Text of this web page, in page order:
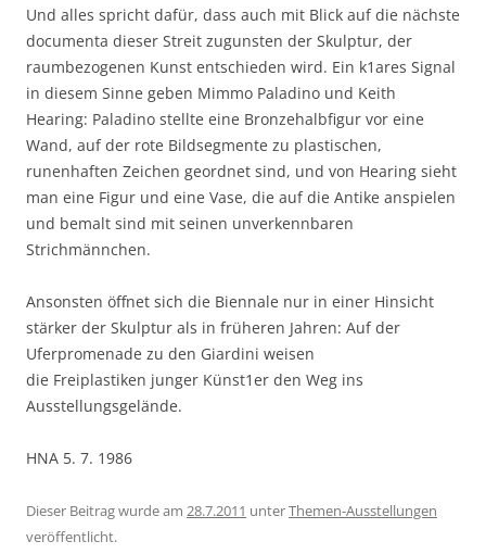
Und alles spricht dafür, dass auch mit Blick auf die nächste
documenta dieser Streit zugunsten der Skulptur, der
raumbezogenen Kunst entschieden wird. Ein k1ares Signal
in diesem Sinne geben Mimmo Paladino und Keith
Hearing: Paladino stellte eine Bronzehalbfigur vor eine
Wand, auf der rote Bildsegmente zu plastischen,
runenhaften Zeichen geordnet sind, und von Hearing sieht
man eine Figur und eine Vase, die auf die Antike anspielen
und bemalt sind mit seinen unverkennbaren
Strichmännchen.
Ansonsten öffnet sich die Biennale nur in einer Hinsicht
stärker der Skulptur als in früheren Jahren: Auf der
Uferpromenade zu den Giardini weisen
die Freiplastiken junger Künst1er den Weg ins
Ausstellungsgelände.
HNA 5. 7. 1986
Dieser Beitrag wurde am 28.7.2011 unterThemen-Ausstellungen
veröffentlicht.